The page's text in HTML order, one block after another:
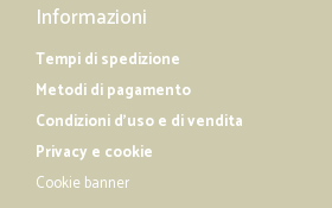
Informazioni
Tempi di spedizione
Metodi di pagamento
Condizioni d'uso e di vendita
Privacy e cookie
Cookie banner